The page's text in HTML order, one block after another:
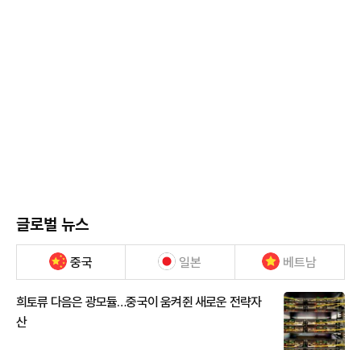
글로벌 뉴스
중국 일본 베트남
희토류 다음은 광모듈…중국이 움켜쥔 새로운 전략자
산